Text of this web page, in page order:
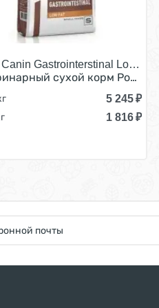
10 кг
для взрослых
Gastrointerstinal Low
сухой корм Роял
5 245₽
1 816₽